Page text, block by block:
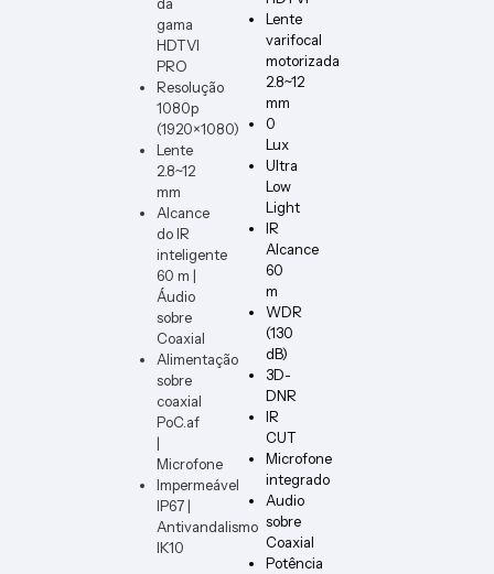
gama
HDTVI
PRO
Resolução
1080p
(1920×1080)
Lente
2.8~12
mm
Alcance
do IR
inteligente
60 m |
Áudio
sobre
Coaxial
Alimentação
sobre
coaxial
PoC.af
|
Microfone
Impermeável
IP67 |
Antivandalismo
IK10
Lente
varifocal
motorizada
2.8~12
mm
0
Lux
Ultra
Low
Light
IR
Alcance
60
m
WDR
(130
dB)
3D-
DNR
IR
CUT
Microfone
integrado
Audio
sobre
Coaxial
Potência